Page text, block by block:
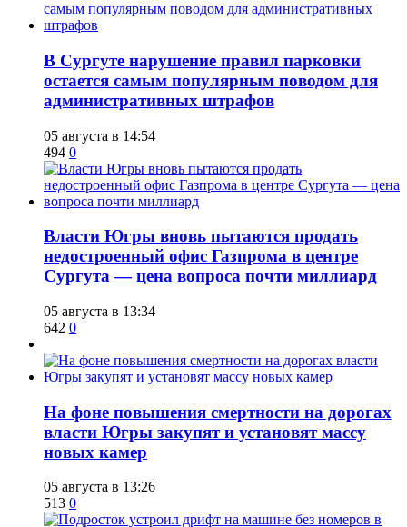
В Сургуте нарушение правил парковки
остается самым популярным поводом для
административных штрафов
05 августа в 14:54
494 0
Власти Югры вновь пытаются продать
недостроенный офис Газпрома в центре
Сургута — цена вопроса почти миллиард
05 августа в 13:34
642 0
На фоне повышения смертности на дорогах
власти Югры закупят и установят массу
новых камер
05 августа в 13:26
513 0